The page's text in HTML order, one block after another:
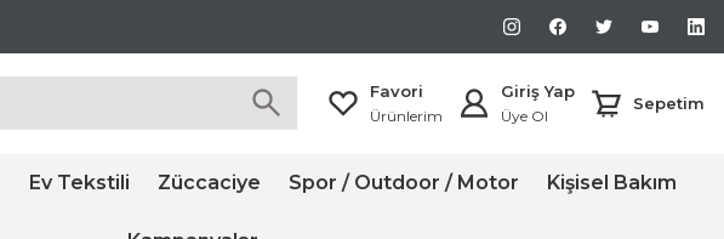
Favori
Ürünlerim
Giriş Yap
Üye Ol
Sepetim
Ev Tekstili Züccaciye Spor / Outdoor / Motor Kişisel Bakım